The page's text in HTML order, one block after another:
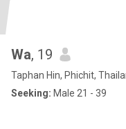
Wa, 19
Taphan Hin, Phichit,
Seeking: Male 21 - 39